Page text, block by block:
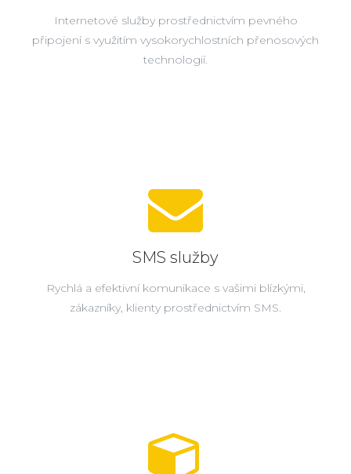
Internetové služby prostřednictvím pevného
připojení s využitím vysokorychlostních přenosových
technologií.
SMS služby
Rychlá a efektivní komunikace s vašimi blízkými,
zákazníky, klienty prostřednictvím SMS.